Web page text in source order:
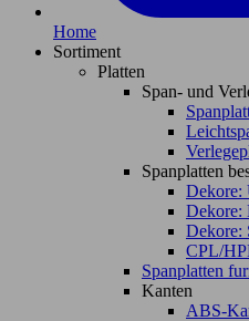
Home
Sortiment
Platten
Span- und
Spanplatten
Dekore:
Dekore:
Dekore:
CPL/
Spanplatten
Kanten
ABS-